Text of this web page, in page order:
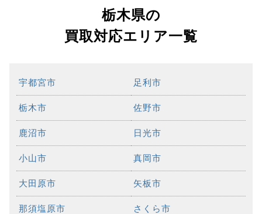
栃木県の
買取対応エリア一覧
宇都宮市 足利市
栃木市 佐野市
鹿沼市 日光市
小山市 真岡市
大田原市 矢板市
那須塩原市 さくら市